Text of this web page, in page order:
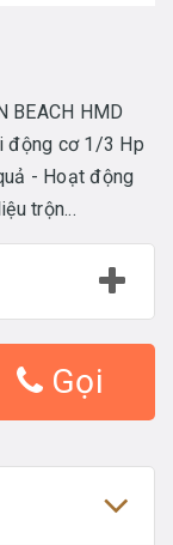
BEACH HMD
động cơ 1/3 Hp
- Hoạt động
trộn...
Gọi